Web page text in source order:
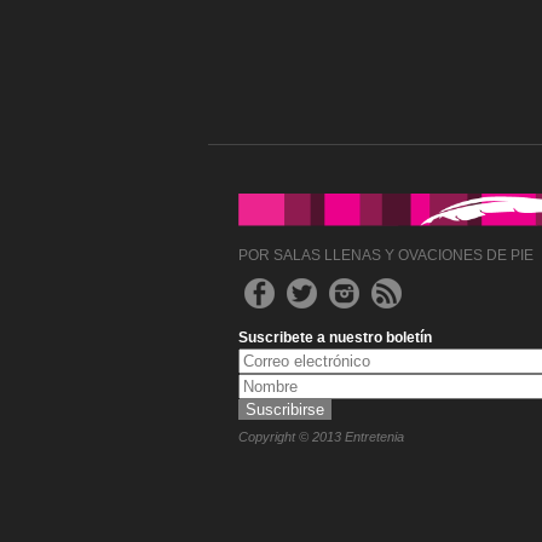
POR SALAS LLENAS Y OVACIONES DE PIE
Suscribete a nuestro boletín
Copyright © 2013 Entretenia